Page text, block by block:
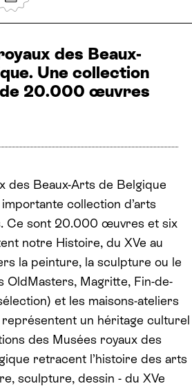
des Beaux-
Une collection
20.000 œuvres
des Beaux-Arts de Belgique
collection d’arts
Ce sont 20.000 œuvres et six
notre Histoire, du XVe au
la peinture, la sculpture ou le
OldMasters, Magritte, Fin-de-
et les maisons-ateliers
un héritage culturel
des Musées royaux des
retracent l’histoire des arts
sculpture, dessin - du XVe